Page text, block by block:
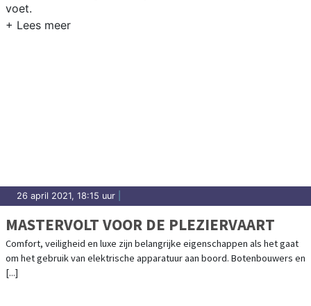
voet.
26 april 2021, 18:15 uur
MASTERVOLT VOOR DE PLEZIERVAART
Comfort, veiligheid en luxe zijn belangrijke eigenschappen als het gaat
om het gebruik van elektrische apparatuur aan boord. Botenbouwers en
[...]